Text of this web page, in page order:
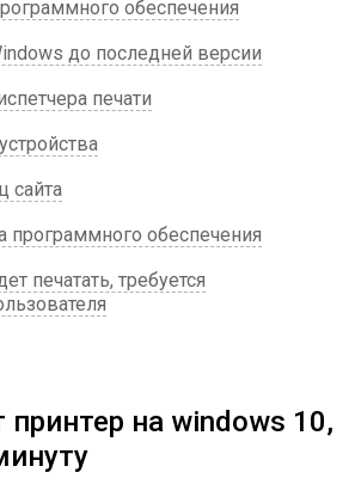
обеспечения
до последней версии
печати
сайта
программного обеспечения
печатать, требуется
принтер на windows 10,